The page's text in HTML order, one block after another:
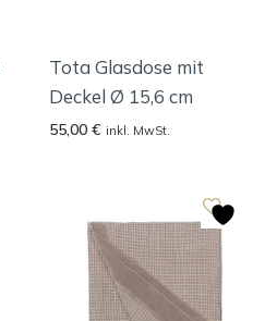
Tota Glasdose mit
Deckel Ø 15,6 cm
55,00 € inkl. MwSt.